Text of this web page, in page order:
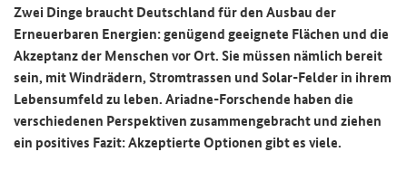
Zwei Dinge braucht Deutschland für den Ausbau der
Erneuerbaren Energien: genügend geeignete Flächen und die
Akzeptanz der Menschen vor Ort. Sie müssen nämlich bereit
sein, mit Windrädern, Stromtrassen und Solar-Felder in ihrem
Lebensumfeld zu leben. Ariadne-Forschende haben die
verschiedenen Perspektiven zusammengebracht und ziehen
ein positives Fazit: Akzeptierte Optionen gibt es viele.